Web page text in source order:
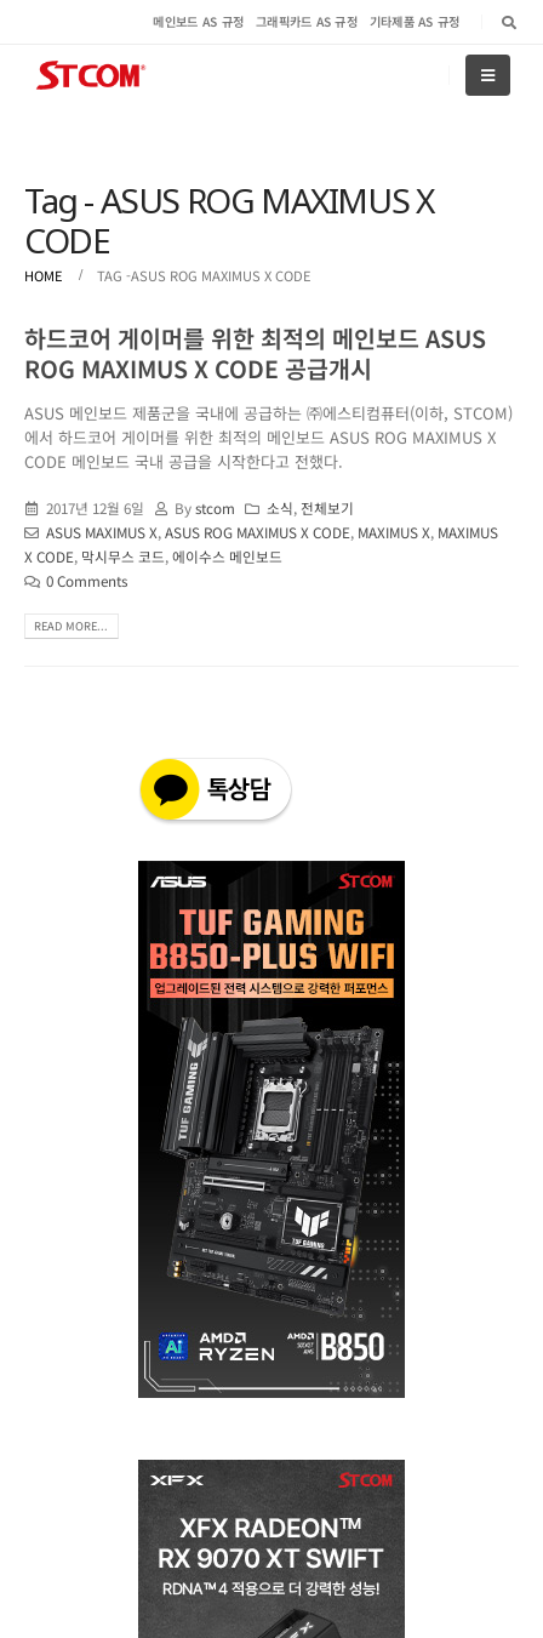
메인보드 AS 규정 그래픽카드 AS 규정 기타제품 AS 규정
Tag - ASUS ROG MAXIMUS X
CODE
HOME TAG -ASUS ROG MAXIMUS X CODE
하드코어 게이머를 위한 최적의 메인보드 ASUS
ROG MAXIMUS X CODE 공급개시
ASUS 메인보드 제품군을 국내에 공급하는 ㈜에스티컴퓨터(이하, STCOM)
에서 하드코어 게이머를 위한 최적의 메인보드 ASUS ROG MAXIMUS X
CODE 메인보드 국내 공급을 시작한다고 전했다.
2017년 12월 6일 Bystcom 소식, 전체보기
ASUS MAXIMUS X,ASUS ROG MAXIMUS X CODE, MAXIMUS X, MAXIMUS
X CODE, 막시무스 코드,에이수스 메인보드
0 Comments
READ MORE...